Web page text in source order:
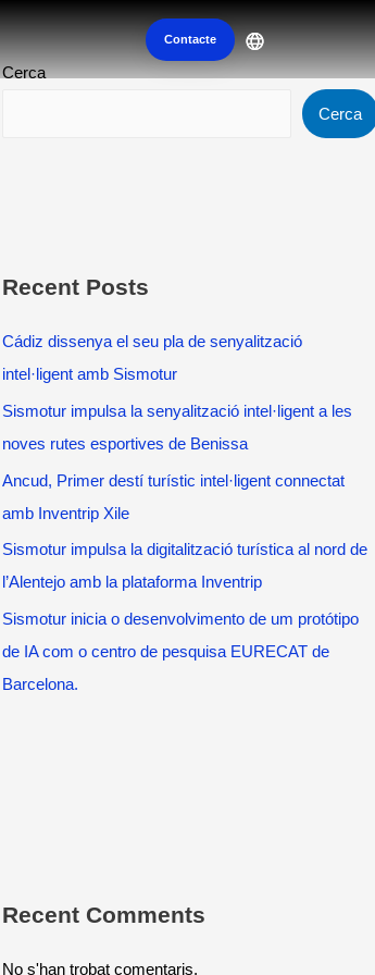
Contacte
Cerca
Cerca
Recent Posts
Cádiz dissenya el seu pla de senyalització
intel·ligent amb Sismotur
Sismotur impulsa la senyalització intel·ligent a les
noves rutes esportives de Benissa
Ancud, Primer destí turístic intel·ligent connectat
amb Inventrip Xile
Sismotur impulsa la digitalització turística al nord de
l’Alentejo amb la plataforma Inventrip
Sismotur inicia o desenvolvimento de um protótipo
de IA com o centro de pesquisa EURECAT de
Barcelona.
Recent Comments
No s'han trobat comentaris.